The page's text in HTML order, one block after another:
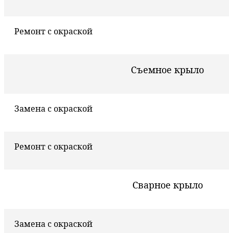
Ремонт с окраской
Съемное крыло
Замена с окраской
Ремонт с окраской
Сварное крыло
Замена с окраской